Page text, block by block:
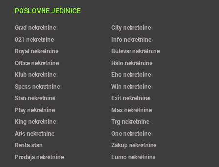
POSLOVNE JEDINICE
Grad nekretnine
City nekretnine
021 nekretnine
Info nekretnine
Royal nekretnine
Bulevar nekretnine
Office nekretnine
Halo nekretnine
Klub nekretnine
Eho nekretnine
Spens nekretnine
Win nekretnine
Stan nekretnine
Exit nekretnine
Play nekretnine
Max nekretnine
King nekretnine
Trg nekretnine
Arts nekretnine
One nekretnine
Renta stan
Zakup nekretnine
Prodaja nekretnine
Lumo nekretnine